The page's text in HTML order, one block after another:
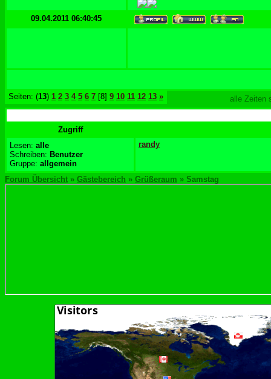
09.04.2011 06:40:45
Seiten: (13) 1 2 3 4 5 6 7 [8] 9 10 11 12 13 » alle Zeiten
Zugriff
Lesen: alle
Schreiben: Benutzer
Gruppe: allgemein
randy
Forum Übersicht » Gästebereich » Grüßeraum » Samstag